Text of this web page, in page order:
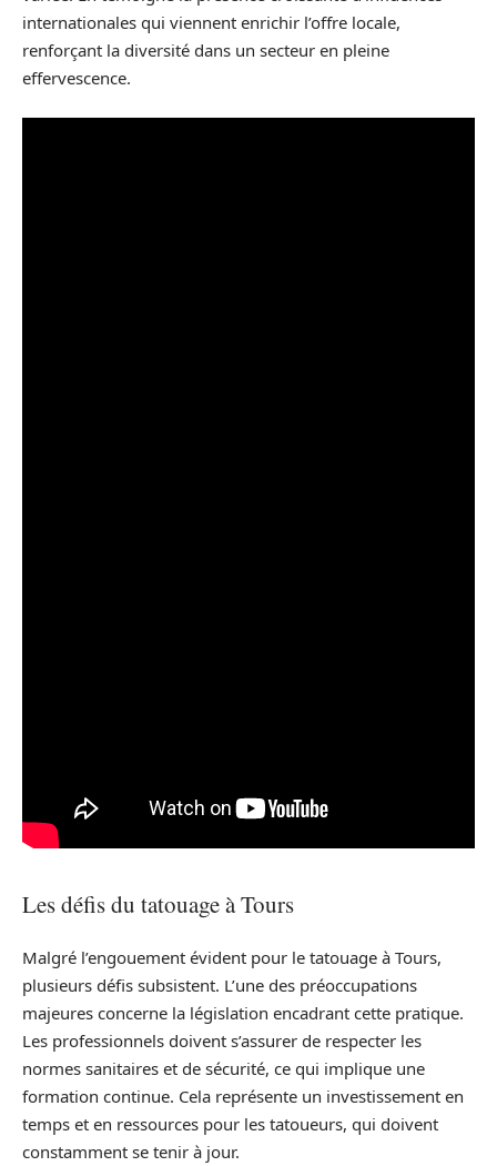
internationales qui viennent enrichir l’offre locale,
renforçant la diversité dans un secteur en pleine
effervescence.
Les défis du tatouage à Tours
Malgré l’engouement évident pour le tatouage à Tours,
plusieurs défis subsistent. L’une des préoccupations
majeures concerne la législation encadrant cette pratique.
Les professionnels doivent s’assurer de respecter les
normes sanitaires et de sécurité, ce qui implique une
formation continue. Cela représente un investissement en
temps et en ressources pour les tatoueurs, qui doivent
constamment se tenir à jour.